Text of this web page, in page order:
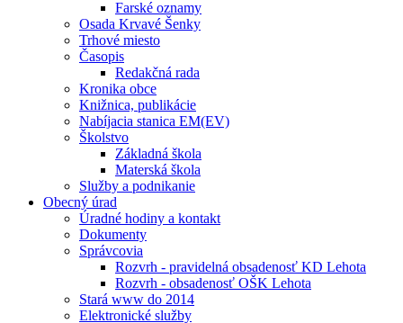
Farské oznamy
Osada Krvavé Šenky
Trhové miesto
Časopis
Redakčná rada
Kronika obce
Knižnica, publikácie
Nabíjacia stanica EM(EV)
Školstvo
Základná škola
Materská škola
Služby a podnikanie
Obecný úrad
Úradné hodiny a kontakt
Dokumenty
Správcovia
Rozvrh - pravidelná obsadenosť KD Lehota
Rozvrh - obsadenosť OŠK Lehota
Stará www do 2014
Elektronické služby